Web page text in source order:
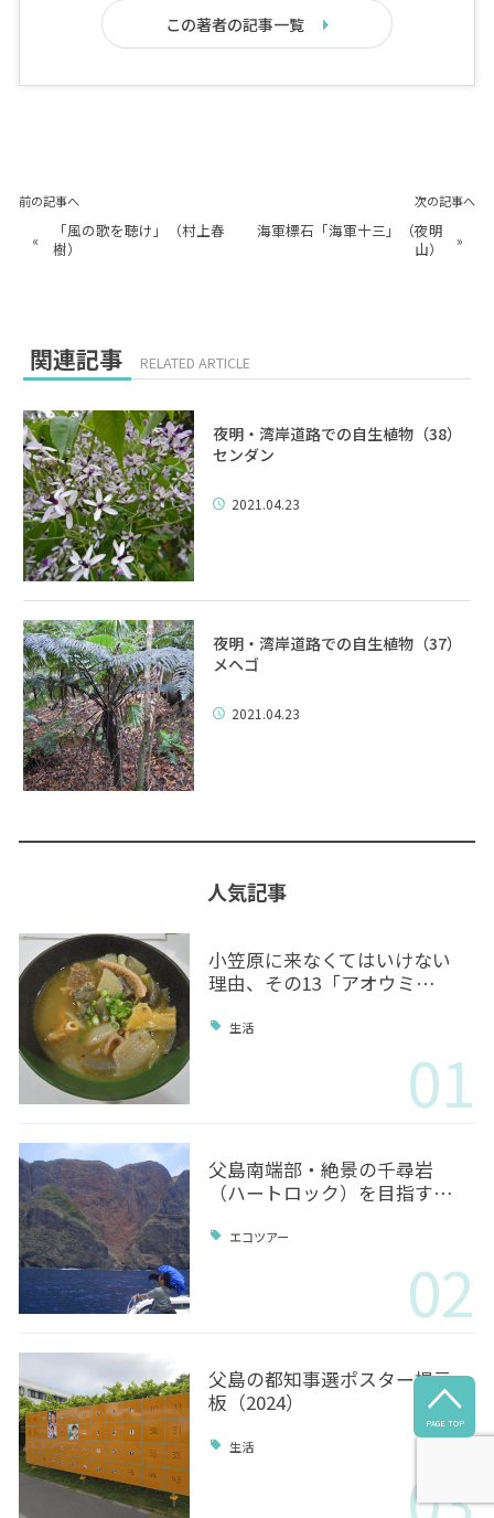
この著者の記事一覧
前の記事へ
«
「風の歌を聴け」（村上春
樹）
次の記事へ
海軍標石「海軍十三」（夜明
山）
»
関連記事 RELATED ARTICLE
夜明・湾岸道路での自生植物（38）
センダン
2021.04.23
夜明・湾岸道路での自生植物（37）
メヘゴ
2021.04.23
人気記事
小笠原に来なくてはいけない
理由、その13「アオウミ…
生活
01
父島南端部・絶景の千尋岩
（ハートロック）を目指す…
エコツアー
02
父島の都知事選ポスター掲示
板（2024）
生活
03

PAGE TOP